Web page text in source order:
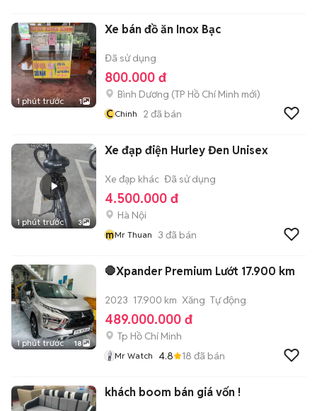
1 phút trước 1
Xe bán đồ ăn Inox Bạc
Đã sử dụng
800.000 đ
Bình Dương (TP Hồ Chí Minh mới)
CChinh 2 đã bán
1 phút trước 3
Xe đạp điện Hurley Đen Unisex
Xe đạp khác Đã sử dụng
4.500.000 đ
Hà Nội
mMr Thuan 3 đã bán
1 phút trước 18
🛑Xpander Premium Lướt 17.900 km
2023 17.900 km Xăng Tự động
489.000.000 đ
Tp Hồ Chí Minh
Mr Watch 4.8 18 đã bán
khách boom bán giá vốn !